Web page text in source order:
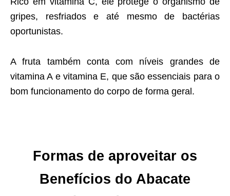
gripes, resfriados e até mesmo de bactérias
oportunistas.
A fruta também conta com níveis grandes de
vitamina A e vitamina E, que são essenciais para o
bom funcionamento do corpo de forma geral.
Formas de aproveitar os
Benefícios do Abacate